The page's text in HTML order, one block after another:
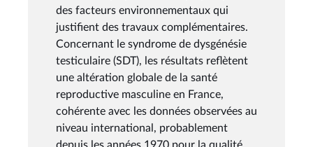
des facteurs environnementaux qui
justifient des travaux complémentaires.
Concernant le syndrome de dysgénésie
testiculaire (SDT), les résultats reflètent
une altération globale de la santé
reproductive masculine en France,
cohérente avec les données observées au
niveau international, probablement
depuis les années 1970 pour la qualité